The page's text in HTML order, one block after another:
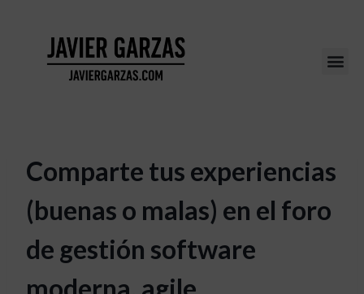
Comparte tus experiencias
(buenas o malas) en el foro
de gestión software